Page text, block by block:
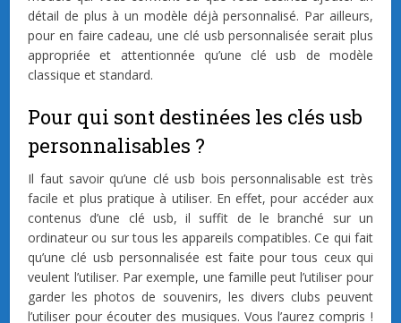
détail de plus à un modèle déjà personnalisé. Par ailleurs,
pour en faire cadeau, une clé usb personnalisée serait plus
appropriée et attentionnée qu’une clé usb de modèle
classique et standard.
Pour qui sont destinées les clés usb
personnalisables ?
Il faut savoir qu’une clé usb bois personnalisable est très
facile et plus pratique à utiliser. En effet, pour accéder aux
contenus d’une clé usb, il suffit de le branché sur un
ordinateur ou sur tous les appareils compatibles. Ce qui fait
qu’une clé usb personnalisée est faite pour tous ceux qui
veulent l’utiliser. Par exemple, une famille peut l’utiliser pour
garder les photos de souvenirs, les divers clubs peuvent
l’utiliser pour écouter des musiques. Vous l’aurez compris !